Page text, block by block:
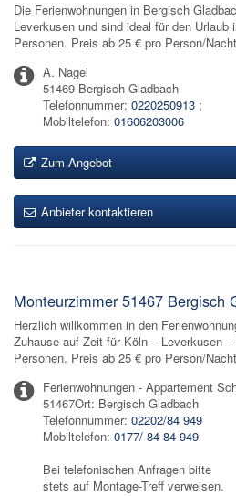
Die Ferienwohnungen in Bergisch
Leverkusen und sind ideal für den
Personen. Preis ab 25 € pro Person/
A. Nagel
51469 Bergisch Gladbach
Telefonnummer: 0220250913 ;
Mobiltelefon: 01606203006
Zum Angebot
Anbieter kontaktieren
Monteurzimmer 51467 Bergisch
Herzlich willkommen in den
Zuhause auf Zeit für Köln – Leverkusen
Personen. Preis ab 25 € pro Person/
Ferienwohnungen - Appartement
51467Ort: Bergisch Gladbach
Telefonnummer: 02202/84 949
Mobiltelefon: 0177/ 84 84 949
Bei telefonischen Anfragen bitte
stets auf Montage-Treff verweisen.